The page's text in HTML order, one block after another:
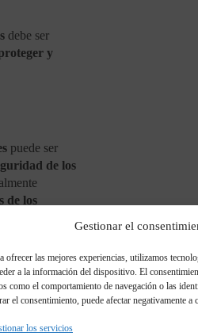
Gestionar el
ofrecer las mejores experiencias, utilizamos
a la información del dispositivo. El
como el comportamiento de navegación o las
el consentimiento, puede afectar negativamente a
los servicios
debe ser
y
puede ser
de los
de los
de las